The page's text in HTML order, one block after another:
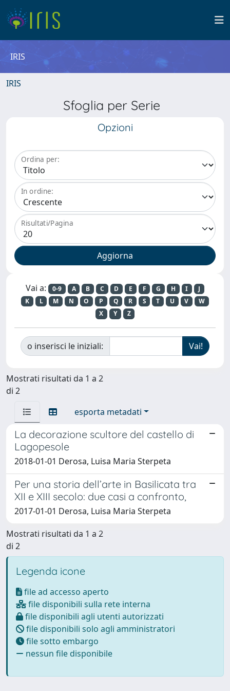
IRIS
IRIS
Sfoglia per Serie
Opzioni
Ordina per:
In ordine:
Risultati/Pagina
Vai a: 0-9 A B C D E F G H I
J
K
L M N O P Q R S T U V
W
X
Y Z
o inserisci le iniziali:
Mostrati risultati da 1 a 2
di 2
esporta metadati
La decorazione scultore del castello di
Lagopesole
2018-01-01 Derosa, Luisa Maria Sterpeta
Per una storia dell’arte in Basilicata tra
XII e XIII secolo: due casi a confronto,
2017-01-01 Derosa, Luisa Maria Sterpeta
Mostrati risultati da 1 a 2
di 2
Legenda icone
file ad accesso aperto
file disponibili sulla rete interna
file disponibili agli utenti autorizzati
file disponibili solo agli amministratori
file sotto embargo
nessun file disponibile